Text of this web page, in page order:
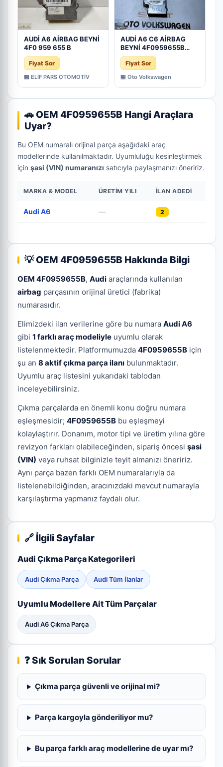
AUDİ A6 AİRBAG BEYNİ
4F0 959 655 B
Fiyat Sor
🏪 ELİF PARS OTOMOTİV
AUDİ A6 C6 AİRBAG
BEYNİ 4F0959655B
4F0910655E 4F0 959
655 B 4F0
Fiyat Sor
🏪 Oto Volkswagen
🚗 OEM 4F0959655B Hangi Araçlara
Uyar?
Bu OEM numaralı orijinal parça aşağıdaki araç
modellerinde kullanılmaktadır. Uyumluluğu kesinleştirmek
için şasi (VIN) numaranızı satıcıyla paylaşmanızı öneririz.
MARKA & MODEL ÜRETIM YILI İLAN ADEDI
Audi A6 — 2
💡 OEM 4F0959655B Hakkında Bilgi
OEM 4F0959655B, Audi araçlarında kullanılan
airbag parçasının orijinal üretici (fabrika)
numarasıdır.
Elimizdeki ilan verilerine göre bu numara Audi A6
gibi 1 farklı araç modeliyle uyumlu olarak
listelenmektedir. Platformumuzda 4F0959655B için
şu an 8 aktif çıkma parça ilanı bulunmaktadır.
Uyumlu araç listesini yukarıdaki tablodan
inceleyebilirsiniz.
Çıkma parçalarda en önemli konu doğru numara
eşleşmesidir; 4F0959655B bu eşleşmeyi
kolaylaştırır. Donanım, motor tipi ve üretim yılına göre
revizyon farkları olabileceğinden, sipariş öncesi şasi
(VIN) veya ruhsat bilginizle teyit almanızı öneririz.
Aynı parça bazen farklı OEM numaralarıyla da
listelenebildiğinden, aracınızdaki mevcut numarayla
karşılaştırma yapmanız faydalı olur.
🔗 İlgili Sayfalar
Audi Çıkma Parça Kategorileri
Audi Çıkma Parça Audi Tüm İlanlar
Uyumlu Modellere Ait Tüm Parçalar
Audi A6 Çıkma Parça
❓ Sık Sorulan Sorular
Çıkma parça güvenli ve orijinal mi?
Parça kargoyla gönderiliyor mu?
Bu parça farklı araç modellerine de uyar mı?